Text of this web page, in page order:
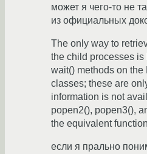
может я чего-то не
из официальных
The only way to
the child processes
wait() methods on
classes; these are
information is not
popen2(), popen3(),
the equivalent
если я прально